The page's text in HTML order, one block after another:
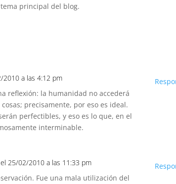
principal del blog.
2010 a las 4:12 pm
reflexión: la humanidad no accederá
precisamente, por eso es ideal.
perfectibles, y eso es lo que, en el
interminable.
el 25/02/2010 a las 11:33 pm
Fue una mala utilización del